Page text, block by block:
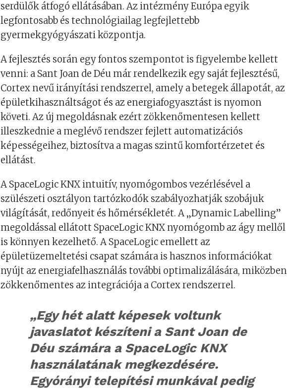
serdülők átfogó ellátásában. Az intézmény Európa egyik
legfontosabb és technológiailag legfejlettebb
gyermekgyógyászati központja.
A fejlesztés során egy fontos szempontot is figyelembe kellett
venni: a Sant Joan de Déu már rendelkezik egy saját fejlesztésű,
Cortex nevű irányítási rendszerrel, amely a betegek állapotát, az
épületkihasználtságot és az energiafogyasztást is nyomon
követi. Az új megoldásnak ezért zökkenőmentesen kellett
illeszkednie a meglévő rendszer fejlett automatizációs
képességeihez, biztosítva a magas szintű komfortérzetet és
ellátást.
A SpaceLogic KNX intuitív, nyomógombos vezérlésével a
szülészeti osztályon tartózkodók szabályozhatják szobájuk
világítását, redőnyeit és hőmérsékletét. A „Dynamic Labelling”
megoldással ellátott SpaceLogic KNX nyomógomb az ágy mellől
is könnyen kezelhető. A SpaceLogic emellett az
épületüzemeltetési csapat számára is hasznos információkat
nyújt az energiafelhasználás további optimalizálására, miközben
zökkenőmentes az integrációja a Cortex rendszerrel.
„Egy hét alatt képesek voltunk
javaslatot készíteni a Sant Joan de
Déu számára a SpaceLogic KNX
használatának megkezdésére.
Egyórányi telepítési munkával pedig